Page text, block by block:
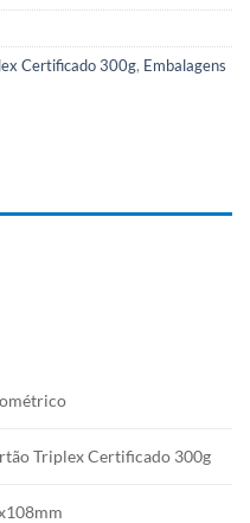
Certificado 300g, Embalagens
Triplex Certificado 300g